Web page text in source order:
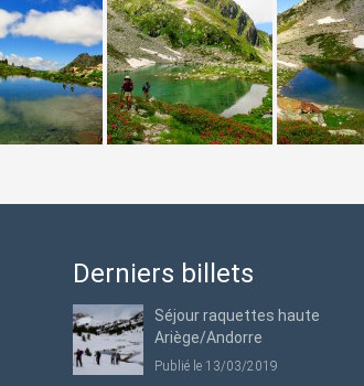
Derniers billets
Séjour raquettes haute
Ariège/Andorre
Publié le 13/03/2019